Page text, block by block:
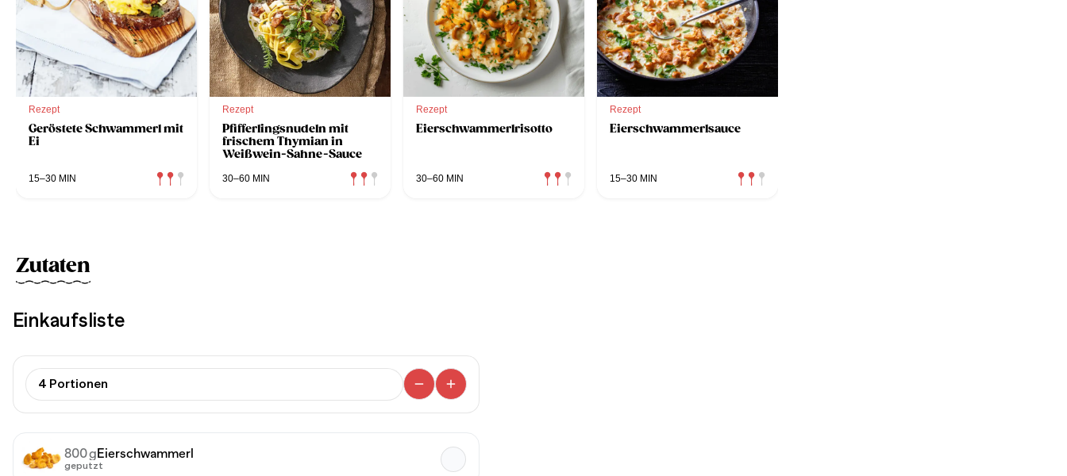
Rezept
Geröstete Schwammerl mit
Ei
15–30 MIN
Rezept
Pfifferlingsnudeln mit
frischem Thymian in
Weißwein-Sahne-Sauce
30–60 MIN
Rezept
Eierschwammerlrisotto
30–60 MIN
Rezept
Eierschwammerlsauce
15–30 MIN
Zutaten